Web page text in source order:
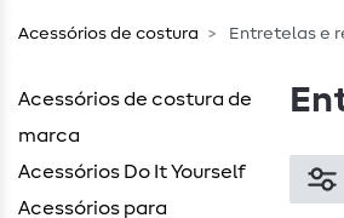
Acessórios de costura​ Entretelas e
Acessórios de costura de
marca
Acessórios Do It Yourself
Acessórios para